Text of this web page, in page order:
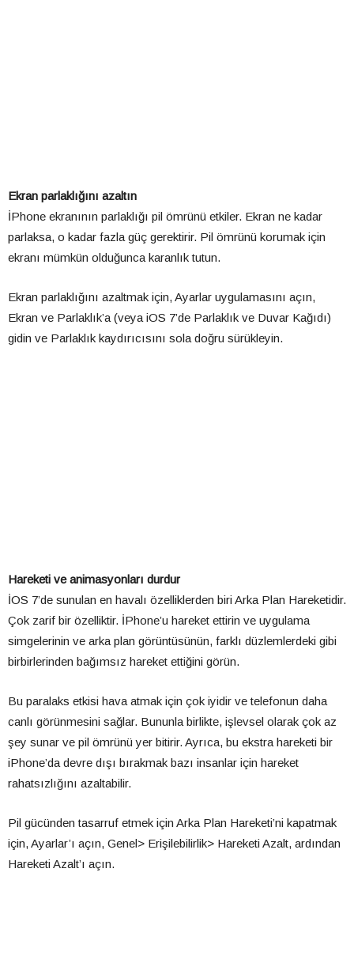
Ekran parlaklığını azaltın
İPhone ekranının parlaklığı pil ömrünü etkiler. Ekran ne kadar
parlaksa, o kadar fazla güç gerektirir. Pil ömrünü korumak için
ekranı mümkün olduğunca karanlık tutun.
Ekran parlaklığını azaltmak için, Ayarlar uygulamasını açın,
Ekran ve Parlaklık’a (veya iOS 7’de Parlaklık ve Duvar Kağıdı)
gidin ve Parlaklık kaydırıcısını sola doğru sürükleyin.
Hareketi ve animasyonları durdur
İOS 7’de sunulan en havalı özelliklerden biri Arka Plan Hareketidir.
Çok zarif bir özelliktir. İPhone’u hareket ettirin ve uygulama
simgelerinin ve arka plan görüntüsünün, farklı düzlemlerdeki gibi
birbirlerinden bağımsız hareket ettiğini görün.
Bu paralaks etkisi hava atmak için çok iyidir ve telefonun daha
canlı görünmesini sağlar. Bununla birlikte, işlevsel olarak çok az
şey sunar ve pil ömrünü yer bitirir. Ayrıca, bu ekstra hareketi bir
iPhone’da devre dışı bırakmak bazı insanlar için hareket
rahatsızlığını azaltabilir.
Pil gücünden tasarruf etmek için Arka Plan Hareketi’ni kapatmak
için, Ayarlar’ı açın, Genel> Erişilebilirlik> Hareketi Azalt, ardından
Hareketi Azalt’ı açın.